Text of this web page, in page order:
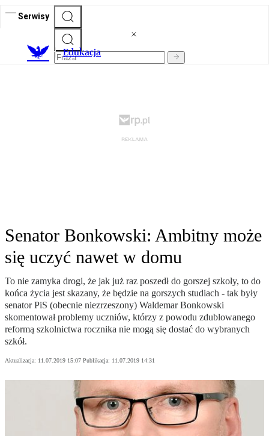
Serwisy
Edukacja
Senator Bonkowski: Ambitny może
się uczyć nawet w domu
To nie zamyka drogi, że jak już raz poszedł do gorszej szkoły, to do
końca życia jest skazany, że będzie na gorszych studiach - tak były
senator PiS (obecnie niezrzeszony) Waldemar Bonkowski
skomentował problemy uczniów, którzy z powodu zdublowanego
reformą szkolnictwa rocznika nie mogą się dostać do wybranych
szkół.
Aktualizacja: 11.07.2019 15:07 Publikacja: 11.07.2019 14:31